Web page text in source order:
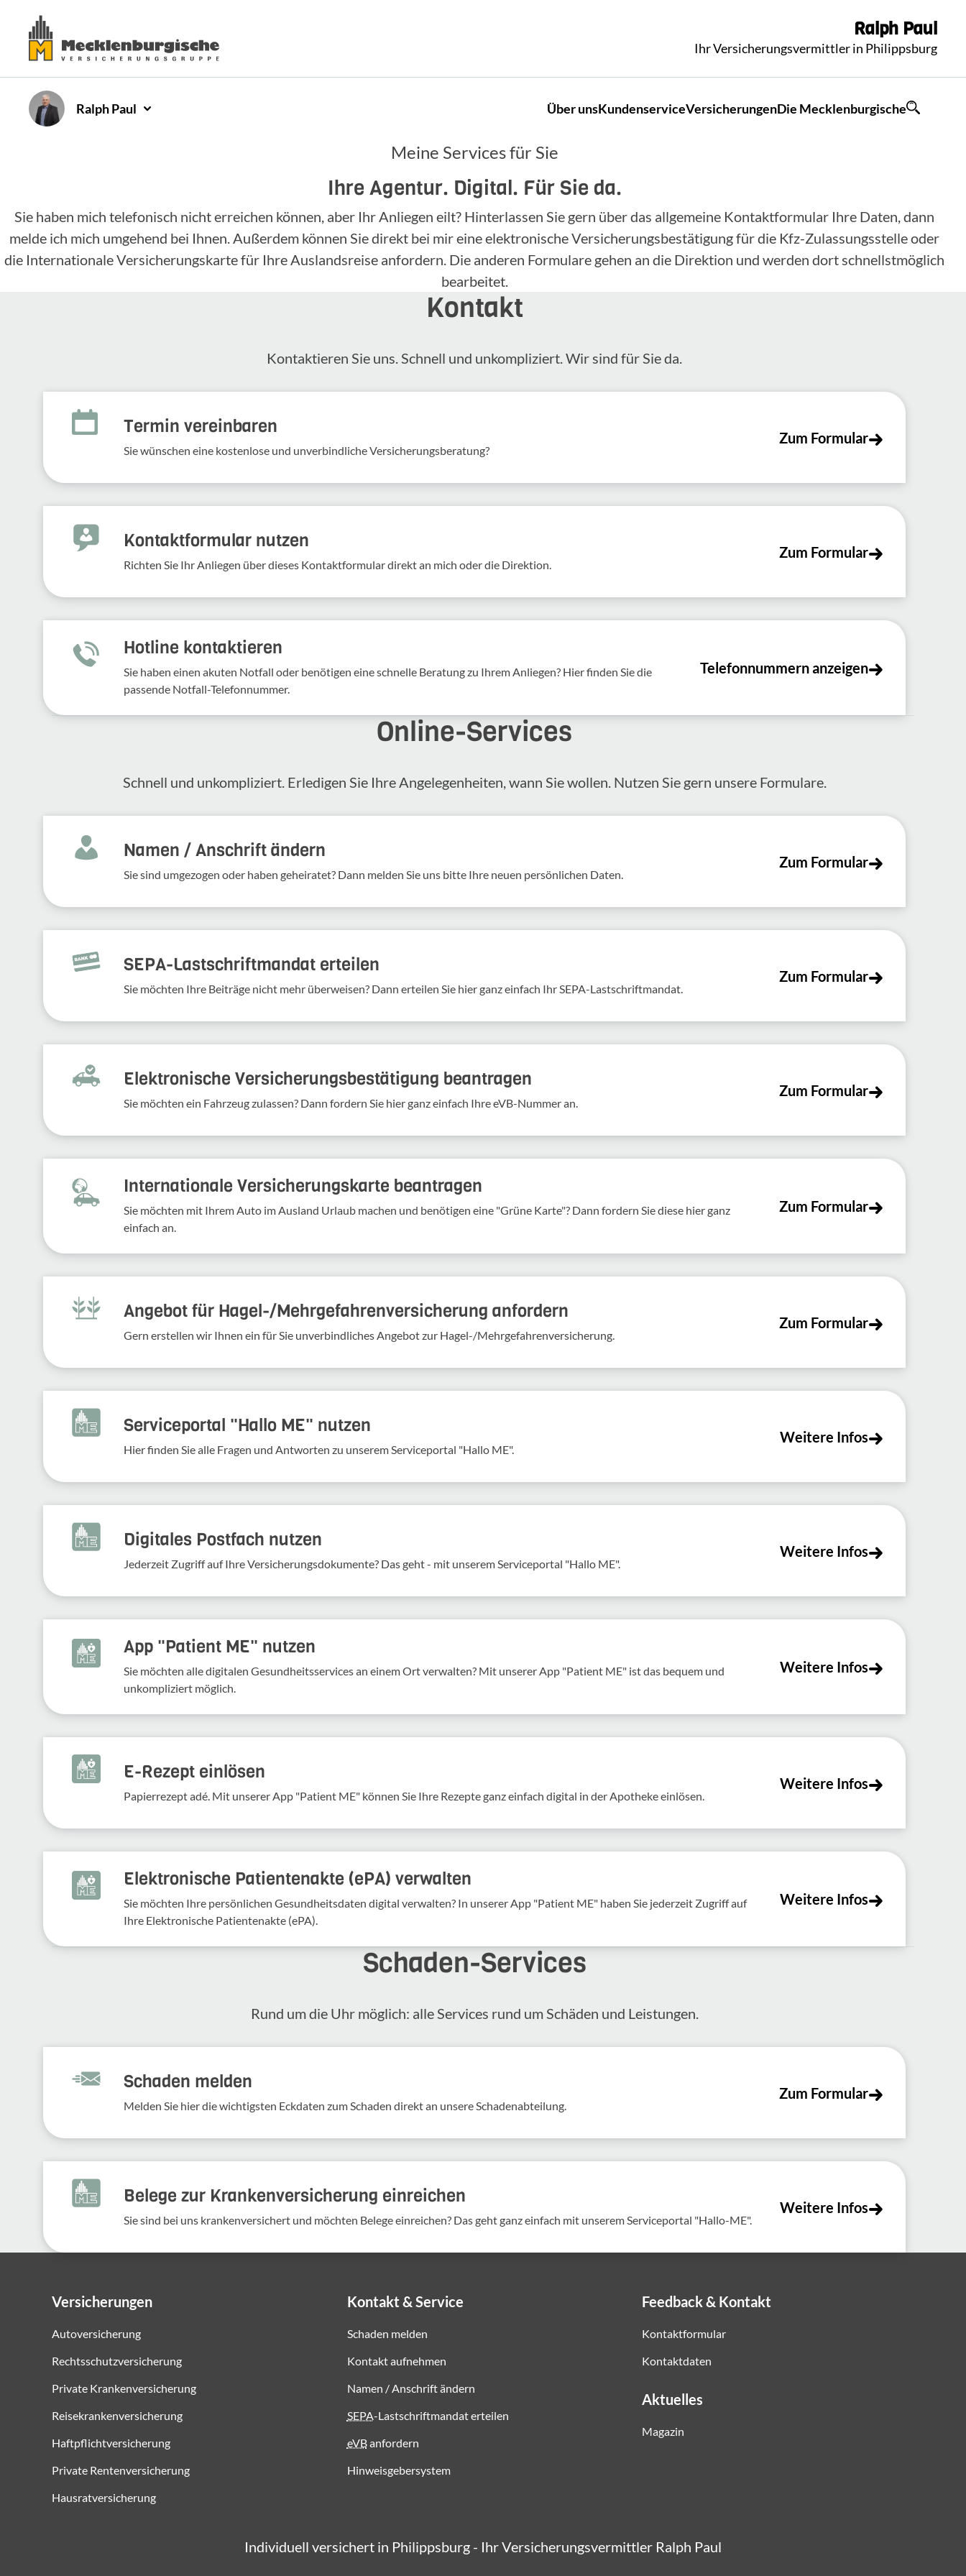
Ralph Paul
Ihr Versicherungsvermittler in Philippsburg
RalphPaul Über unsKundenserviceVersicherungenDie Mecklenburgische
Meine Services für Sie
Ihre Agentur. Digital. Für Sie da.
Sie haben mich telefonisch nicht erreichen können, aber Ihr Anliegen eilt? Hinterlassen Sie gern über das allgemeine Kontaktformular Ihre Daten, dann
melde ich mich umgehend bei Ihnen. Außerdem können Sie direkt bei mir eine elektronische Versicherungsbestätigung für die Kfz-Zulassungsstelle oder
die Internationale Versicherungskarte für Ihre Auslandsreise anfordern. Die anderen Formulare gehen an die Direktion und werden dort schnellstmöglich
bearbeitet.
Kontakt
Kontak­tieren Sie uns. Schnell und unkom­pli­ziert. Wir sind für Sie da.
Termin vereinbaren
Sie wünschen eine kostenlose und unverbindliche Versicherungsberatung?
Zum Formular
Kontakt­for­mular nutzen
Richten Sie Ihr Anliegen über dieses Kontakt­for­mular direkt an mich oder die Direk­tion.
Zum Formular
Hotline kontaktieren
Sie haben einen akuten Notfall oder benötigen eine schnelle Beratung zu Ihrem Anliegen? Hier finden Sie die
passende Notfall-Telefonnummer.
Telefonnummern anzeigen
Online-​Services
Schnell und unkompliziert. Erledigen Sie Ihre Angelegenheiten, wann Sie wollen. Nutzen Sie gern unsere Formulare.
Namen / Anschrift ändern
Sie sind umgezogen oder haben geheiratet? Dann melden Sie uns bitte Ihre neuen persönlichen Daten.
Zum Formular
SEPA-Lastschriftmandat erteilen
Sie möchten Ihre Beiträge nicht mehr überweisen? Dann erteilen Sie hier ganz einfach Ihr SEPA-Lastschriftmandat.
Zum Formular
Elek­tro­ni­sche Versi­che­rungs­be­stä­ti­gung bean­tragen
Sie möchten ein Fahr­zeug zulassen? Dann fordern Sie hier ganz einfach Ihre eVB-​Nummer an.
Zum Formular
Inter­na­tio­nale Versi­che­rungs­karte bean­tragen
Sie möchten mit Ihrem Auto im Ausland Urlaub machen und benö­tigen eine "Grüne Karte"? Dann fordern Sie diese hier ganz
einfach an.
Zum Formular
Angebot für Hagel-­/Mehrgefahren­versicherung anfordern
Gern erstellen wir Ihnen ein für Sie unverbindliches Angebot zur Hagel-/Mehrgefahrenversicherung.
Zum Formular
Serviceportal "Hallo ME" nutzen
Hier finden Sie alle Fragen und Antworten zu unserem Serviceportal "Hallo ME".
Weitere Infos
Digitales Postfach nutzen
Jederzeit Zugriff auf Ihre Versicherungsdokumente? Das geht - mit unserem Serviceportal "Hallo ME".
Weitere Infos
App "Patient ME" nutzen
Sie möchten alle digitalen Gesundheitsservices an einem Ort verwalten? Mit unserer App "Patient ME" ist das bequem und
unkompliziert möglich.
Weitere Infos
E-Rezept einlösen
Papierrezept adé. Mit unserer App "Patient ME" können Sie Ihre Rezepte ganz einfach digital in der Apotheke einlösen.
Weitere Infos
Elektronische Patientenakte (ePA) verwalten
Sie möchten Ihre persönlichen Gesundheitsdaten digital verwalten? In unserer App "Patient ME" haben Sie jederzeit Zugriff auf
Ihre Elektronische Patientenakte (ePA).
Weitere Infos
Schaden-​Services
Rund um die Uhr möglich: alle Services rund um Schäden und Leis­tungen.
Schaden melden
Melden Sie hier die wich­tigsten Eckdaten zum Schaden direkt an unsere Scha­den­ab­tei­lung.
Zum Formular
Belege zur Krankenversicherung einreichen
Sie sind bei uns krankenversichert und möchten Belege einreichen? Das geht ganz einfach mit unserem Serviceportal "Hallo-ME".
Weitere Infos
Versicherungen
Autoversicherung
Rechtsschutzversicherung
Private Krankenversicherung
Reisekrankenversicherung
Haftpflichtversicherung
Private Rentenversicherung
Hausratversicherung
Kontakt & Service
Schaden melden
Kontakt aufnehmen
Namen / Anschrift ändern
SEPA-Lastschriftmandat erteilen
eVBanfordern
Hinweisgebersystem
Feedback & Kontakt
Kontaktformular
Kontaktdaten
Aktuelles
Magazin
Individuell versichert in Philippsburg - Ihr Versicherungsvermittler Ralph Paul